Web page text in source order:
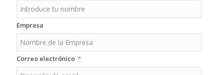
Empresa
Correo electrónico